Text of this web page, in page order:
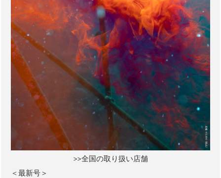
>>全国の取り扱い店舗
＜最新号＞